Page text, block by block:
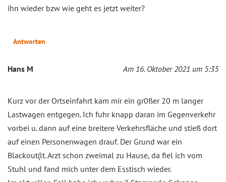
ihn wieder bzw wie geht es jetzt weiter?
Antworten
Hans M Am 16. Oktober 2021 um 5:35
Kurz vor der Ortseinfahrt kam mir ein gr0ßer 20 m langer
Lastwagen entgegen. Ich fuhr knapp daran im Gegenverkehr
vorbei u. dann auf eine breitere Verkehrsfläche und stieß dort
auf einen Personenwagen drauf. Der Grund war ein
Blackout(lt. Arzt schon zweimal zu Hause, da fiel ich vom
Stuhl und fand mich unter dem Esstisch wieder.